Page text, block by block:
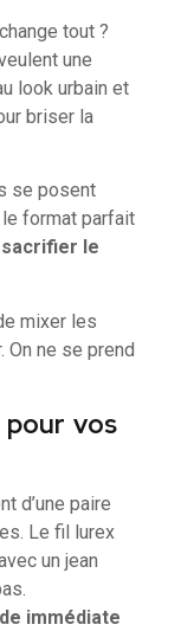
tout ?
une
look urbain et
briser la
se posent
format parfait
le
mixer les
ne se prend
pour vos
d’une paire
Le fil lurex
un jean
immédiate